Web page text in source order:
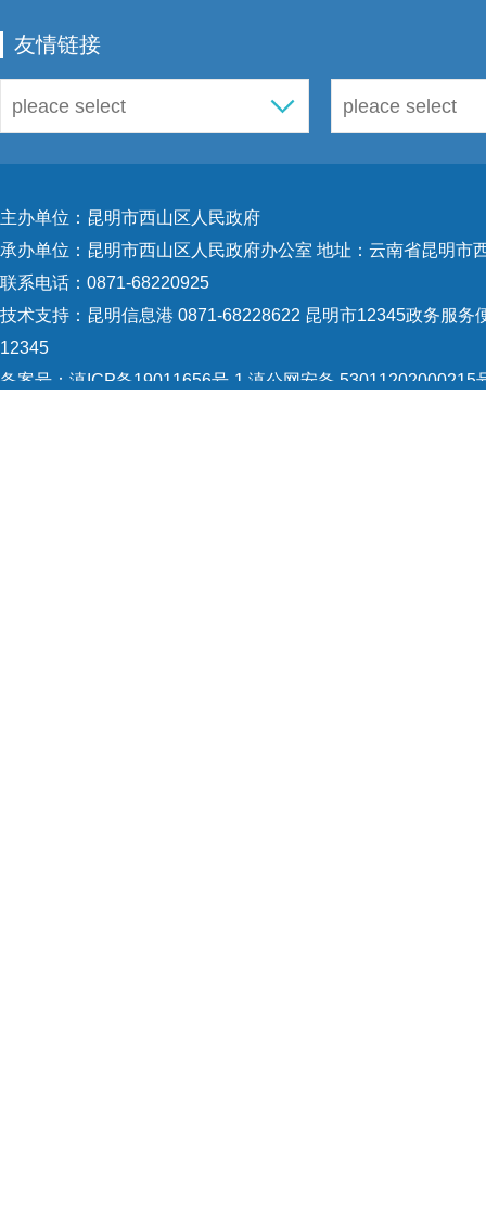
友情链接
主办单位：昆明市西山区人民政府
承办单位：昆明市西山区人民政府办公室 地址：云南省昆明市
联系电话：0871-68220925
技术支持： 昆明信息港 0871-68228622 昆明市12345政务服务
12345
备案号： 滇ICP备19011656号-1 滇公网安备 53011202000215